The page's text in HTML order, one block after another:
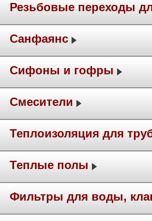
Резьбовые переходы
Санфаянс
Сифоны и гофры
Смесители
Теплоизоляция для
Теплые полы
Фильтры для воды,